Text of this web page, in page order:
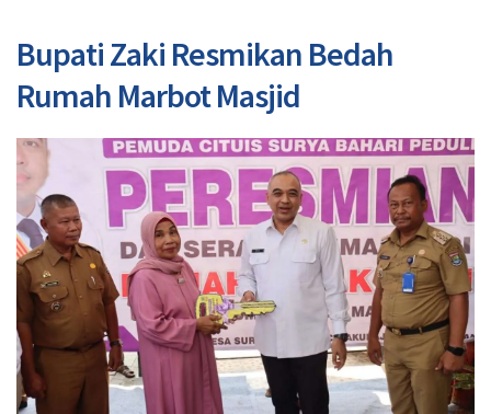
Bupati Zaki Resmikan Bedah
Rumah Marbot Masjid